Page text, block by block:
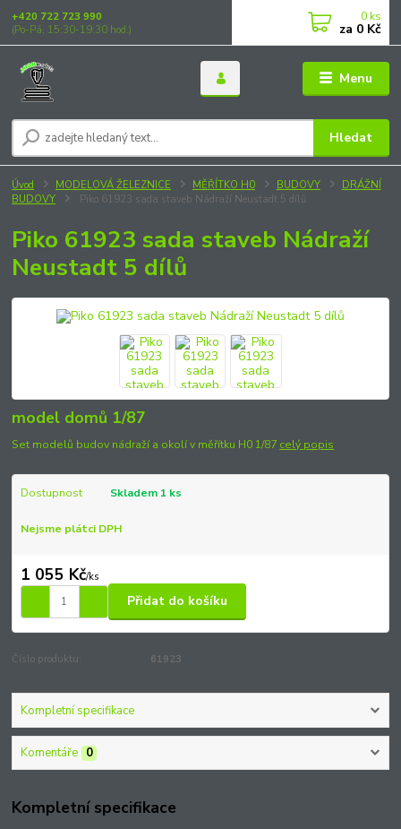
Menu
Hledat
+420 722 723 990
(Po-Pá, 15:30-19:30 hod.)
0 ks
za 0 Kč
Úvod MODELOVÁ ŽELEZNICE MĚŘÍTKO H0 BUDOVY
DRÁŽNÍ
BUDOVY
Piko 61923 sada staveb Nádraží Neustadt 5 dílů
Piko 61923 sada staveb Nádraží
Neustadt 5 dílů
model domů 1/87
Set modelů budov nádraží a okolí v měřítku H0 1/87 celý popis
Dostupnost Skladem 1 ks
Nejsme plátci DPH
1 055 Kč/ks
Přidat do košíku
Číslo produktu: 61923
Kompletní specifikace
Komentáře 0
Kompletní specifikace